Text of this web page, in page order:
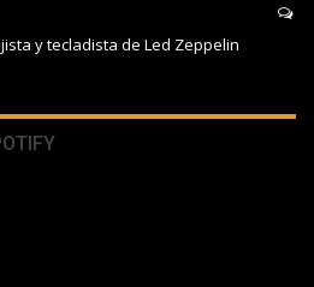
y tecladista de Led Zeppelin